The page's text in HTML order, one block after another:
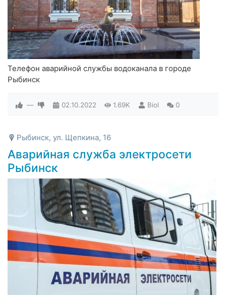
Телефон аварийной службы водоканала в городе
Рыбинск
— 02.10.2022 1.69K Biol 0
Рыбинск, ул. Щепкина, 16
Аварийная служба электросети
Рыбинск